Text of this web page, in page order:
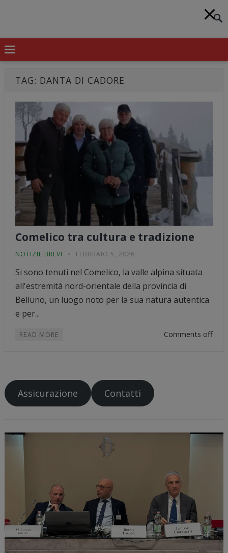
TAG: DANTA DI CADORE
Comelico tra cultura e tradizione
NOTIZIE BREVI FEBBRAIO 5, 2026
Si sono tenuti nel Comelico, la valle alpina situata
all'estremità nord-orientale della provincia di
Belluno, un luogo noto per la sua natura autentica
e per...
READ MORE Comments off
Assicurazione Contatti